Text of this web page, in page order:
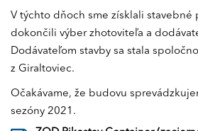
V týchto dňoch sme získlali stavebné
dokončili výber zhotoviteľa a
Dodávateľom stavby sa stala
z Giraltoviec.
Očakávame, že budovu
sezóny 2021.